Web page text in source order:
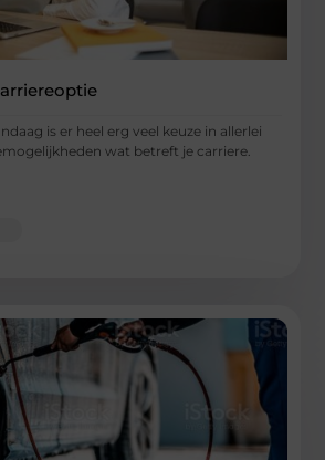
is er heel erg veel keuze in allerlei
wat betreft je carriere.